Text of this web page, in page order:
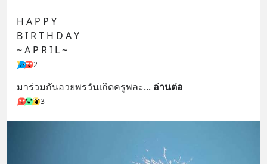
H A P P Y
B I R T H D A Y
~ A P R I L ~
2
มาร่วมกันอวยพรวันเกิดครูพละ... อ่านต่อ
3